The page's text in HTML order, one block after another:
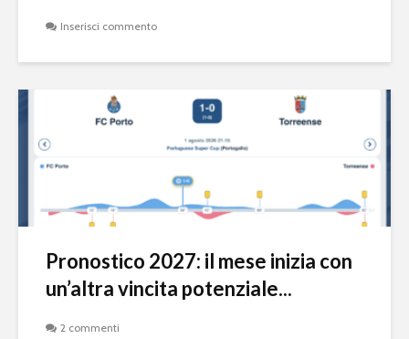
Inserisci commento
Pronostico 2027: il mese inizia con
un’altra vincita potenziale...
2 commenti